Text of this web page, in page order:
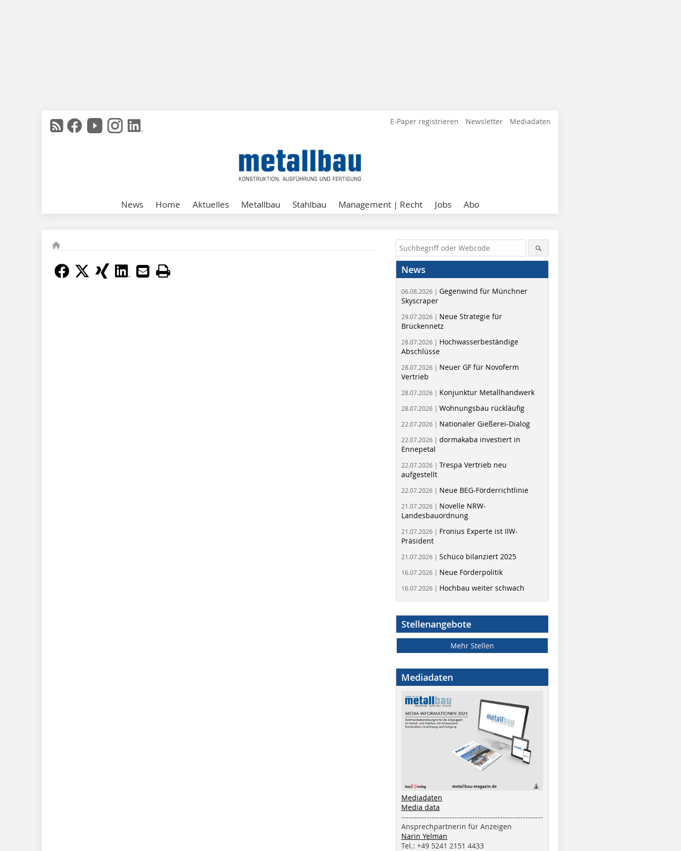
E-Paper registrieren Newsletter Mediadaten
News Home Aktuelles Metallbau Stahlbau Management | Recht Jobs Abo
News
06.08.2026 | Gegenwind für Münchner
Skyscraper
29.07.2026 | Neue Strategie für
Brückennetz
28.07.2026 | Hochwasserbeständige
Abschlüsse
28.07.2026 | Neuer GF für Novoferm
Vertrieb
28.07.2026 | Konjunktur Metallhandwerk
28.07.2026 | Wohnungsbau rückläufig
22.07.2026 | Nationaler Gießerei-Dialog
22.07.2026 | dormakaba investiert in
Ennepetal
22.07.2026 | Trespa Vertrieb neu
aufgestellt
22.07.2026 | Neue BEG-Förderrichtlinie
21.07.2026 | Novelle NRW-
Landesbauordnung
21.07.2026 | Fronius Experte ist IIW-
Präsident
21.07.2026 | Schüco bilanziert 2025
16.07.2026 | Neue Förderpolitik
16.07.2026 | Hochbau weiter schwach
Stellenangebote
Mehr Stellen
Mediadaten
Mediadaten
Media data
--------------------------------------------------------
Ansprechpartnerin für Anzeigen
Narin Yelman
Tel.: +49 5241 2151 4433